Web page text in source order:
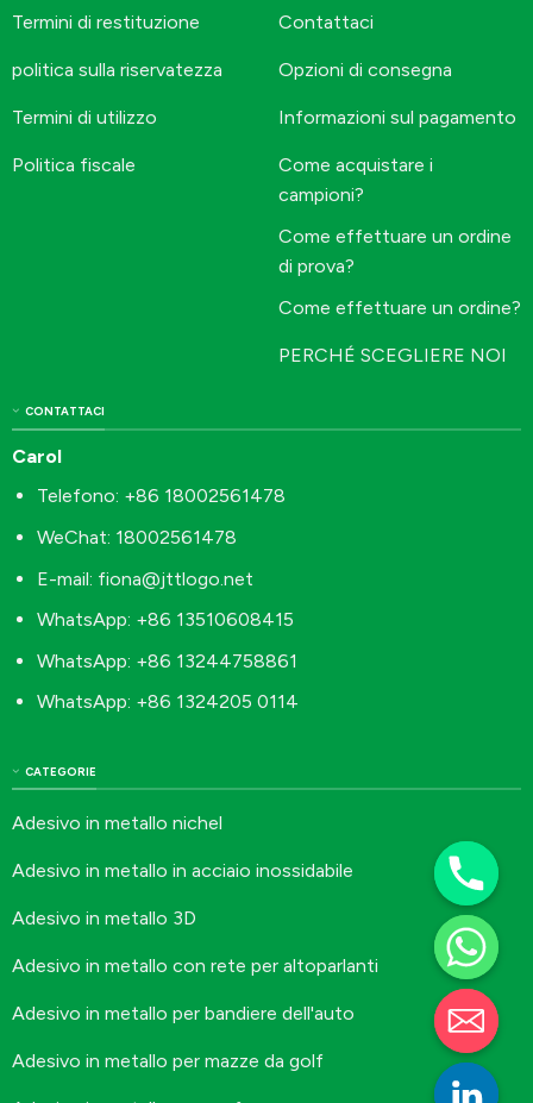
Termini di restituzione
politica sulla riservatezza
Termini di utilizzo
Politica fiscale
Contattaci
Opzioni di consegna
Informazioni sul pagamento
Come acquistare i
campioni?
Come effettuare un ordine
di prova?
Come effettuare un ordine?
PERCHÉ SCEGLIERE NOI
CATEGORIE
Adesivo in metallo nichel
Adesivo in metallo in acciaio inossidabile
Adesivo in metallo 3D
Adesivo in metallo con rete per altoparlanti
Adesivo in metallo per bandiere dell'auto
Adesivo in metallo per mazze da golf
CONTATTACI
Carol
Telefono: +86 18002561478
WeChat: 18002561478
E-mail: fiona@jttlogo.net
WhatsApp: +86 13510608415
WhatsApp: +86 13244758861
WhatsApp: +86 1324205 0114